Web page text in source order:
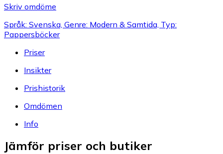
Skriv omdöme
Språk: Svenska, Genre: Modern & Samtida, Typ:
Pappersböcker
Priser
Insikter
Prishistorik
Omdömen
Info
Jämför priser och butiker